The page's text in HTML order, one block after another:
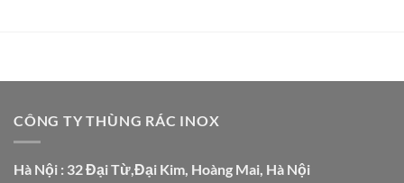
CÔNG TY THÙNG RÁC INOX
Hà Nội : 32 Đại Từ,Đại Kim, Hoàng Mai, Hà Nội